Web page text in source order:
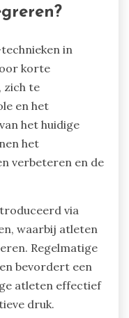
een uitgebreide
door
Deze apps
om
en
cruciaal is voor
in
in